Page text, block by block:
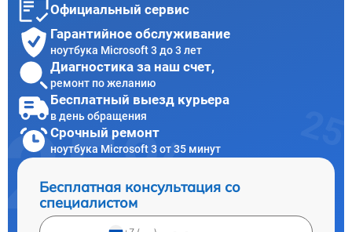
Официальный сервис
Гарантийное обслуживание
ноутбука Microsoft 3 до 3 лет
Диагностика за наш счет,
ремонт по желанию
Бесплатный выезд курьера
в день обращения
Срочный ремонт
ноутбука Microsoft 3 от 35 минут
Бесплатная консультация со
специалистом